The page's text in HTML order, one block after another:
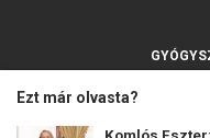
Ezt már olvasta?